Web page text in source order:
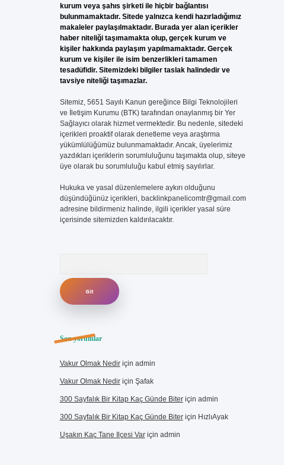
kurum veya şahıs şirketi ile hiçbir bağlantısı
bulunmamaktadır. Sitede yalnızca kendi hazırladığımız
makaleler paylaşılmaktadır. Burada yer alan içerikler
haber niteliği taşımamakta olup, gerçek kurum ve
kişiler hakkında paylaşım yapılmamaktadır. Gerçek
kurum ve kişiler ile isim benzerlikleri tamamen
tesadüfidir. Sitemizdeki bilgiler taslak halindedir ve
tavsiye niteliği taşımazlar.
Sitemiz, 5651 Sayılı Kanun gereğince Bilgi Teknolojileri
ve İletişim Kurumu (BTK) tarafından onaylanmış bir Yer
Sağlayıcı olarak hizmet vermektedir. Bu nedenle, sitedeki
içerikleri proaktif olarak denetleme veya araştırma
yükümlülüğümüz bulunmamaktadır. Ancak, üyelerimiz
yazdıkları içeriklerin sorumluluğunu taşımakta olup, siteye
üye olarak bu sorumluluğu kabul etmiş sayılırlar.
Hukuka ve yasal düzenlemelere aykırı olduğunu
düşündüğünüz içerikleri, backlinkpanelicomtr@gmail.com
adresine bildirmeniz halinde, ilgili içerikler yasal süre
içerisinde sitemizden kaldırılacaktır.
Son yorumlar
Vakur Olmak Nediriçin admin
Vakur Olmak Nediriçin Şafak
300 Sayfalık Bir Kitap Kaç Günde Biteriçin admin
300 Sayfalık Bir Kitap Kaç Günde Biteriçin HızlıAyak
Uşakın Kaç Tane Ilçesi Variçin admin